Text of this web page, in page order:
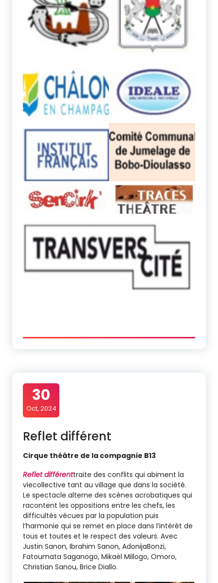
30
Oct, 2024
Reflet différent
Cirque théâtre de la compagnie B13
Reflet différenttraite des conflits qui abiment la
viecollective tant au village que dans la société.
Le spectacle alterne des scènes acrobatiques qui
racontent les oppositions entre les chefs, les
difficultés vécues par la population puis
l’harmonie qui se remet en place dans l’intérêt de
tous et toutes et le respect des valeurs. Avec
Justin Sanon, Ibrahim Sanon, AdonijaBonzi,
Fatoumata Saganogo, Mikaël Millogo, Omoro,
Christian Sanou, Brice Diallo.